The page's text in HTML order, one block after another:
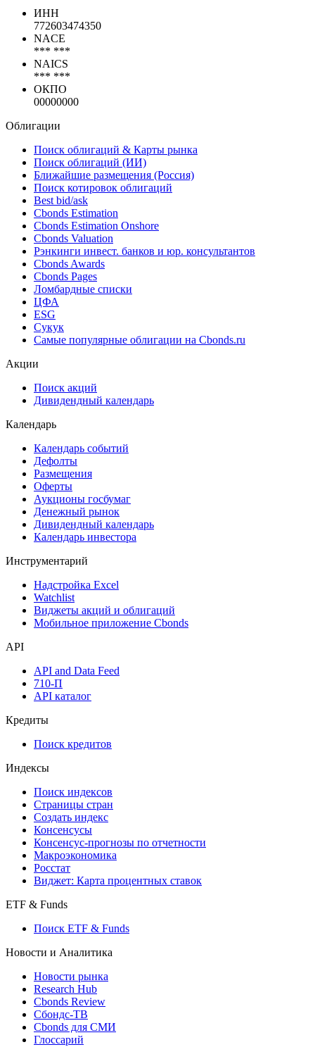
ИНН
772603474350
NACE
*** ***
NAICS
*** ***
ОКПО
00000000
Облигации
Поиск облигаций & Карты рынка
Поиск облигаций (ИИ)
Ближайшие размещения (Россия)
Поиск котировок облигаций
Best bid/ask
Cbonds Estimation
Cbonds Estimation Onshore
Cbonds Valuation
Рэнкинги инвест. банков и юр. консультантов
Cbonds Awards
Cbonds Pages
Ломбардные списки
ЦФА
ESG
Сукук
Самые популярные облигации на Cbonds.ru
Акции
Поиск акций
Дивидендный календарь
Календарь
Календарь событий
Дефолты
Размещения
Оферты
Аукционы госбумаг
Денежный рынок
Дивидендный календарь
Календарь инвестора
Инструментарий
Надстройка Excel
Watchlist
Виджеты акций и облигаций
Мобильное приложение Cbonds
API
API and Data Feed
710-П
API каталог
Кредиты
Поиск кредитов
Индексы
Поиск индексов
Страницы стран
Создать индекс
Консенсусы
Консенсус-прогнозы по отчетности
Макроэкономика
Росстат
Виджет: Карта процентных ставок
ETF & Funds
Поиск ETF & Funds
Новости и Аналитика
Новости рынка
Research Hub
Cbonds Review
Сбондс-ТВ
Cbonds для СМИ
Глоссарий